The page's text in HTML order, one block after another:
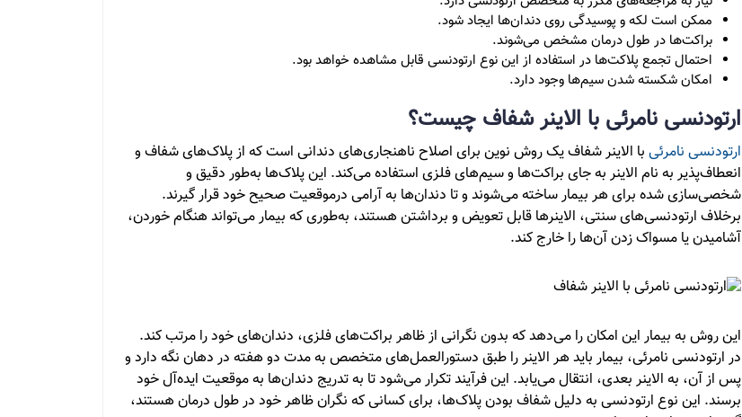
ممکن است لکه و پوسیدگی روی دندان‌ها ایجاد شود.
براکت‌ها در طول درمان مشخص می‌شوند.
احتمال تجمع پلاکت‌ها در استفاده از این نوع ارتودنسی قابل مشاهده خواهد بود.
امکان شکسته شدن سیم‌ها وجود دارد.
ارتودنسی نامرئی با الاینر شفاف چیست؟
ارتودنسی نامرئی با الاینر شفاف یک روش نوین برای اصلاح ناهنجاری‌های دندانی است که از پلاک‌های شفاف و
انعطاف‌پذیر به نام الاینر به جای براکت‌ها و سیم‌های فلزی استفاده می‌کند. این پلاک‌ها به‌طور دقیق و
شخصی‌سازی شده برای هر بیمار ساخته می‌شوند و تا دندان‌ها به آرامی درموقعیت صحیح خود قرار گیرند.
برخلاف ارتودنسی‌های سنتی، الاینرها قابل تعویض و برداشتن هستند، به‌طوری که بیمار می‌تواند هنگام خوردن،
آشامیدن یا مسواک زدن آن‌ها را خارج کند.
این روش به بیمار این امکان را می‌دهد که بدون نگرانی از ظاهر براکت‌های فلزی، دندان‌های خود را مرتب کند.
در ارتودنسی نامرئی، بیمار باید هر الاینر را طبق دستورالعمل‌های متخصص به مدت دو هفته در دهان نگه دارد و
پس از آن، به الاینر بعدی، انتقال می‌یابد. این فرآیند تکرار می‌شود تا به تدریج دندان‌ها به موقعیت ایده‌آل خود
برسند. این نوع ارتودنسی به دلیل شفاف بودن پلاک‌ها، برای کسانی که نگران ظاهر خود در طول درمان هستند،